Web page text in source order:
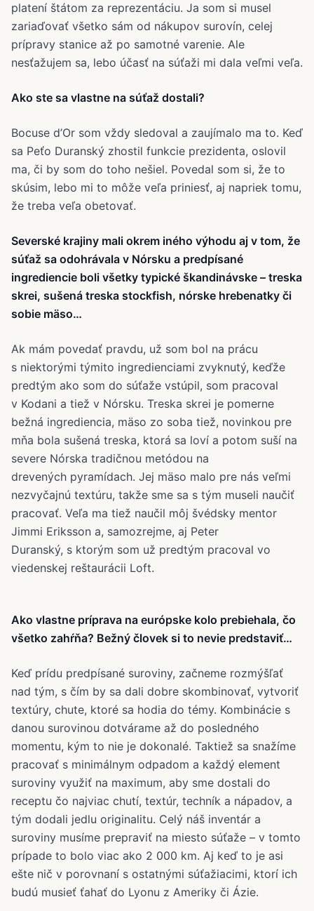
platení štátom za reprezentáciu. Ja som si musel
zariaďovať všetko sám od nákupov surovín, celej
prípravy stanice až po samotné varenie. Ale
nesťažujem sa, lebo účasť na súťaži mi dala veľmi veľa.
Ako ste sa vlastne na súťaž dostali?
Bocuse d’Or som vždy sledoval a zaujímalo ma to. Keď
sa Peťo Duranský zhostil funkcie prezidenta, oslovil
ma, či by som do toho nešiel. Povedal som si, že to
skúsim, lebo mi to môže veľa priniesť, aj napriek tomu,
že treba veľa obetovať.
Severské krajiny mali okrem iného výhodu aj v tom, že
súťaž sa odohrávala v Nórsku a predpísané
ingrediencie boli všetky typické škandinávske – treska
skrei, sušená treska stockfish, nórske hrebenatky či
sobie mäso…
Ak mám povedať pravdu, už som bol na prácu
s niektorými týmito ingredienciami zvyknutý, keďže
predtým ako som do súťaže vstúpil, som pracoval
v Kodani a tiež v Nórsku. Treska skrei je pomerne
bežná ingrediencia, mäso zo soba tiež, novinkou pre
mňa bola sušená treska, ktorá sa loví a potom suší na
severe Nórska tradičnou metódou na
drevených pyramídach. Jej mäso malo pre nás veľmi
nezvyčajnú textúru, takže sme sa s tým museli naučiť
pracovať. Veľa ma tiež naučil môj švédsky mentor
Jimmi Eriksson a, samozrejme, aj Peter
Duranský, s ktorým som už predtým pracoval vo
viedenskej reštaurácii Loft.
Ako vlastne príprava na európske kolo prebiehala, čo
všetko zahŕňa? Bežný človek si to nevie predstaviť…
Keď prídu predpísané suroviny, začneme rozmýšľať
nad tým, s čím by sa dali dobre skombinovať, vytvoriť
textúry, chute, ktoré sa hodia do témy. Kombinácie s
danou surovinou dotvárame až do posledného
momentu, kým to nie je dokonalé. Taktiež sa snažíme
pracovať s minimálnym odpadom a každý element
suroviny využiť na maximum, aby sme dostali do
receptu čo najviac chutí, textúr, techník a nápadov, a
tým dodali jedlu originalitu. Celý náš inventár a
suroviny musíme prepraviť na miesto súťaže – v tomto
prípade to bolo viac ako 2 000 km. Aj keď to je asi
ešte nič v porovnaní s ostatnými súťažiacimi, ktorí ich
budú musieť ťahať do Lyonu z Ameriky či Ázie.